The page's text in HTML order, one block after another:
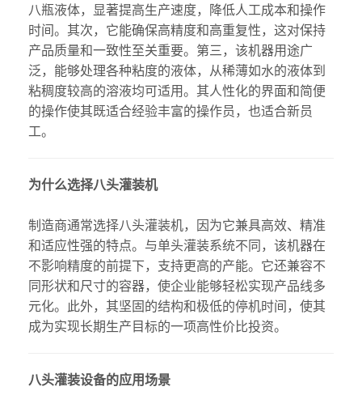
八瓶液体，显著提高生产速度，降低人工成本和操作
时间。其次，它能确保高精度和高重复性，这对保持
产品质量和一致性至关重要。第三，该机器用途广
泛，能够处理各种粘度的液体，从稀薄如水的液体到
粘稠度较高的溶液均可适用。其人性化的界面和简便
的操作使其既适合经验丰富的操作员，也适合新员
工。
为什么选择八头灌装机
制造商通常选择八头灌装机，因为它兼具高效、精准
和适应性强的特点。与单头灌装系统不同，该机器在
不影响精度的前提下，支持更高的产能。它还兼容不
同形状和尺寸的容器，使企业能够轻松实现产品线多
元化。此外，其坚固的结构和极低的停机时间，使其
成为实现长期生产目标的一项高性价比投资。
八头灌装设备的应用场景